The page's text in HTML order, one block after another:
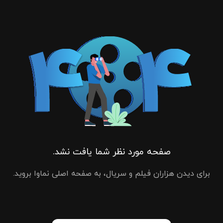
صفحه مورد نظر شما یافت نشد.
برای دیدن هزاران فیلم و سریال، به صفحه اصلی نماوا بروید.